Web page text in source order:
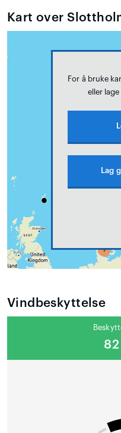
Kart over
For å bruke
eller
Lag
Vindbeskyttelse